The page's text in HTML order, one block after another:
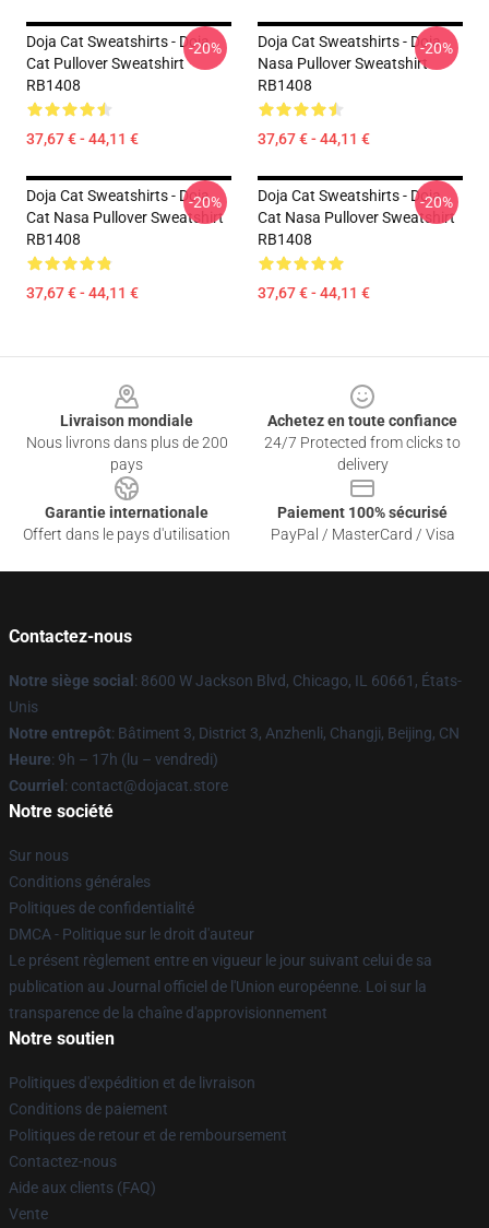
Doja Cat Sweatshirts - Doja
Cat Pullover Sweatshirt
RB1408
37,67 € - 44,11 €
-20%
Doja Cat Sweatshirts - Doja
Nasa Pullover Sweatshirt
RB1408
37,67 € - 44,11 €
-20%
Doja Cat Sweatshirts - Doja
Cat Nasa Pullover Sweatshirt
RB1408
37,67 € - 44,11 €
-20%
Doja Cat Sweatshirts - Doja
Cat Nasa Pullover Sweatshirt
RB1408
37,67 € - 44,11 €
-20%
Livraison mondiale
Nous livrons dans plus de 200
pays
Achetez en toute confiance
24/7 Protected from clicks to
delivery
Garantie internationale
Offert dans le pays d'utilisation
Paiement 100% sécurisé
PayPal / MasterCard / Visa
Contactez-nous
Notre siège social : 8600 W Jackson Blvd, Chicago, IL 60661, États-
Unis
Notre entrepôt: Bâtiment 3, District 3, Anzhenli, Changji, Beijing, CN
Heure: 9h – 17h (lu – vendredi)
Courriel : contact@dojacat.store
Notre société
Sur nous
Conditions générales
Politiques de confidentialité
DMCA - Politique sur le droit d'auteur
Le présent règlement entre en vigueur le jour suivant celui de sa
publication au Journal officiel de l'Union européenne. Loi sur la
transparence de la chaîne d'approvisionnement
Notre soutien
Politiques d'expédition et de livraison
Conditions de paiement
Politiques de retour et de remboursement
Contactez-nous
Aide aux clients (FAQ)
Vente